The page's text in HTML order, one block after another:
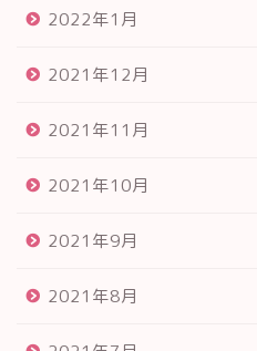
2022年1月
2021年12月
2021年11月
2021年10月
2021年9月
2021年8月